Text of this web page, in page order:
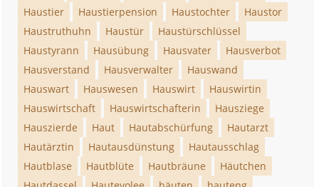
Haustier
Haustierpension Haustochter
Haustor
Haustruthuhn
Haustür
Haustürschlüssel
Haustyrann
Hausübung Hausvater
Hausverbot
Hausverstand
Hausverwalter
Hauswand
Hauswart
Hauswesen Hauswirt
Hauswirtin
Hauswirtschaft
Hauswirtschafterin
Hausziege
Hauszierde
Haut Hautabschürfung
Hautarzt
Hautärztin
Hautausdünstung
Hautausschlag
Hautblase
Hautblüte Hautbräune
Häutchen